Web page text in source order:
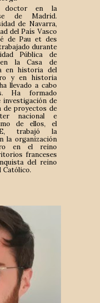
doctor en la
de Madrid.
de Navarra,
del País Vasco
de Pau et des
durante
Pública de
la Casa de
en historia del
y en historia
llevado a cabo
Ha formado
investigación de
de proyectos de
nacional e
de ellos, el
, trabajó la
la organización
en el reino
franceses
del reino
Católico.